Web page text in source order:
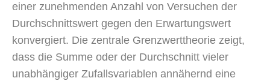
einer zunehmenden Anzahl von Versuchen der
Durchschnittswert gegen den Erwartungswert
konvergiert. Die zentrale Grenzwerttheorie zeigt,
dass die Summe oder der Durchschnitt vieler
unabhängiger Zufallsvariablen annähernd eine